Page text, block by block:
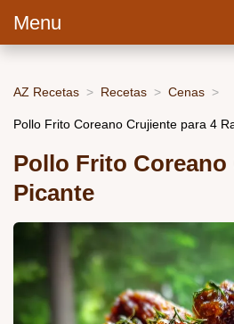
Menu
AZ Recetas Recetas Cenas
Pollo Frito Coreano Crujiente para 4
Pollo Frito Coreano
Picante